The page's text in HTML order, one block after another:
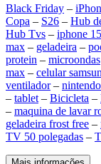
Black Friday –
Copa – S26 – Hub
Hub Tvs – iphone 15
max – geladeira –
protein – microondas
max – celular
ventilador–
– tablet– Bicicleta –
– maquina de lavar
geladeira frost free –
TV 50 polegadas –